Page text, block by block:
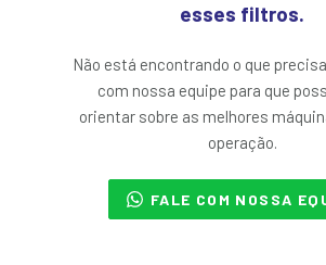
esses filtros.
Não está encontrando o que
com nossa equipe para que
orientar sobre as melhores
operação.
FALE COM NOSSA